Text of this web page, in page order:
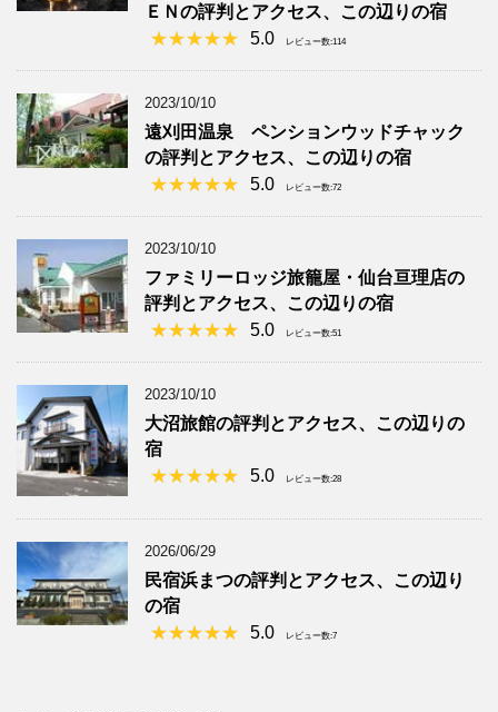
ＥＮの評判とアクセス、この辺りの宿
5.0
レビュー数:114
2023/10/10
遠刈田温泉 ペンションウッドチャック
の評判とアクセス、この辺りの宿
5.0
レビュー数:72
2023/10/10
ファミリーロッジ旅籠屋・仙台亘理店の
評判とアクセス、この辺りの宿
5.0
レビュー数:51
2023/10/10
大沼旅館の評判とアクセス、この辺りの
宿
5.0
レビュー数:28
2026/06/29
民宿浜まつの評判とアクセス、この辺り
の宿
5.0
レビュー数:7